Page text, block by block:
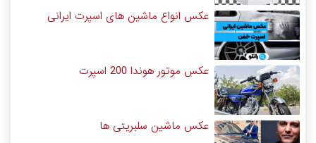
عکس انواع ماشین های اسپرت ایرانی
عکس موتور هوندا 200 اسپرت
عکس ماشین سلبریتی ها